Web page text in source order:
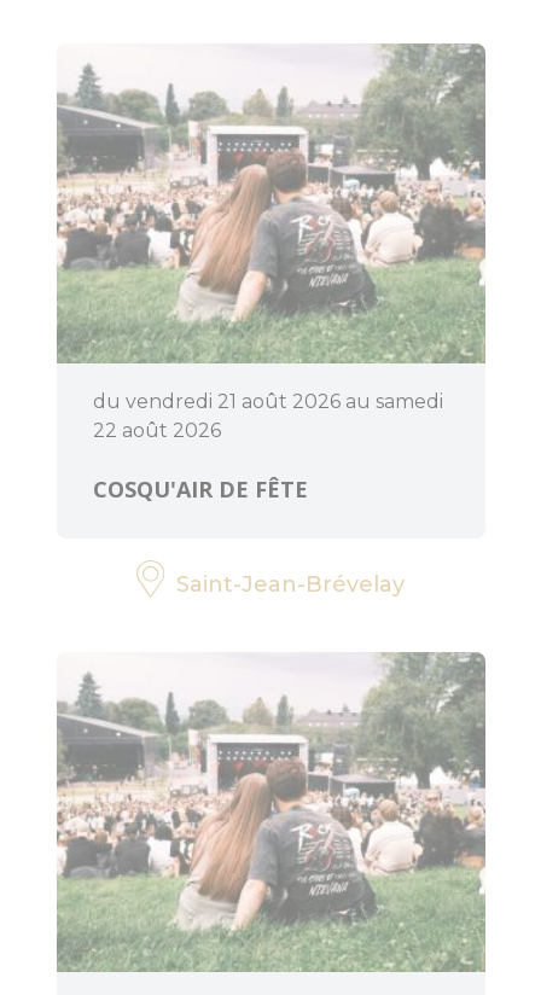
Art et culture
du vendredi 21 août 2026 au samedi
22 août 2026
COSQU'AIR DE FÊTE
Saint-Jean-Brévelay